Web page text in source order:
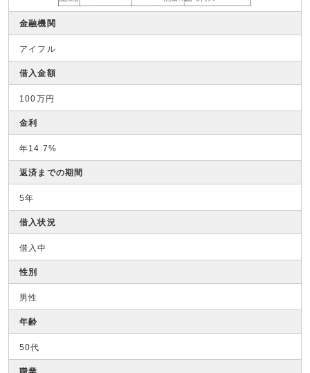
金融機関
アイフル
借入金額
100万円
金利
年14.7%
返済までの期間
5年
借入状況
借入中
性別
男性
年齢
50代